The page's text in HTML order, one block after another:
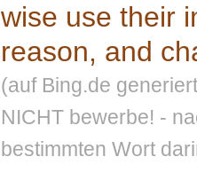
wise use their
reason, and
(auf Bing.de
NICHT bewerbe! -
bestimmten Wort